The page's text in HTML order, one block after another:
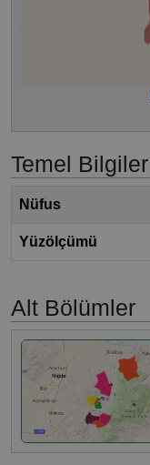
Temel Bilgiler
Nüfus
Yüzölçümü
Alt Bölümler